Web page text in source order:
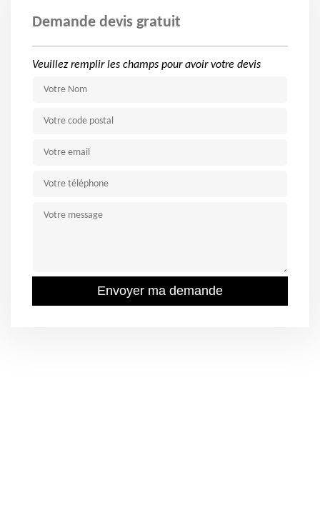
Demande devis gratuit
Veuillez remplir les champs pour avoir votre devis